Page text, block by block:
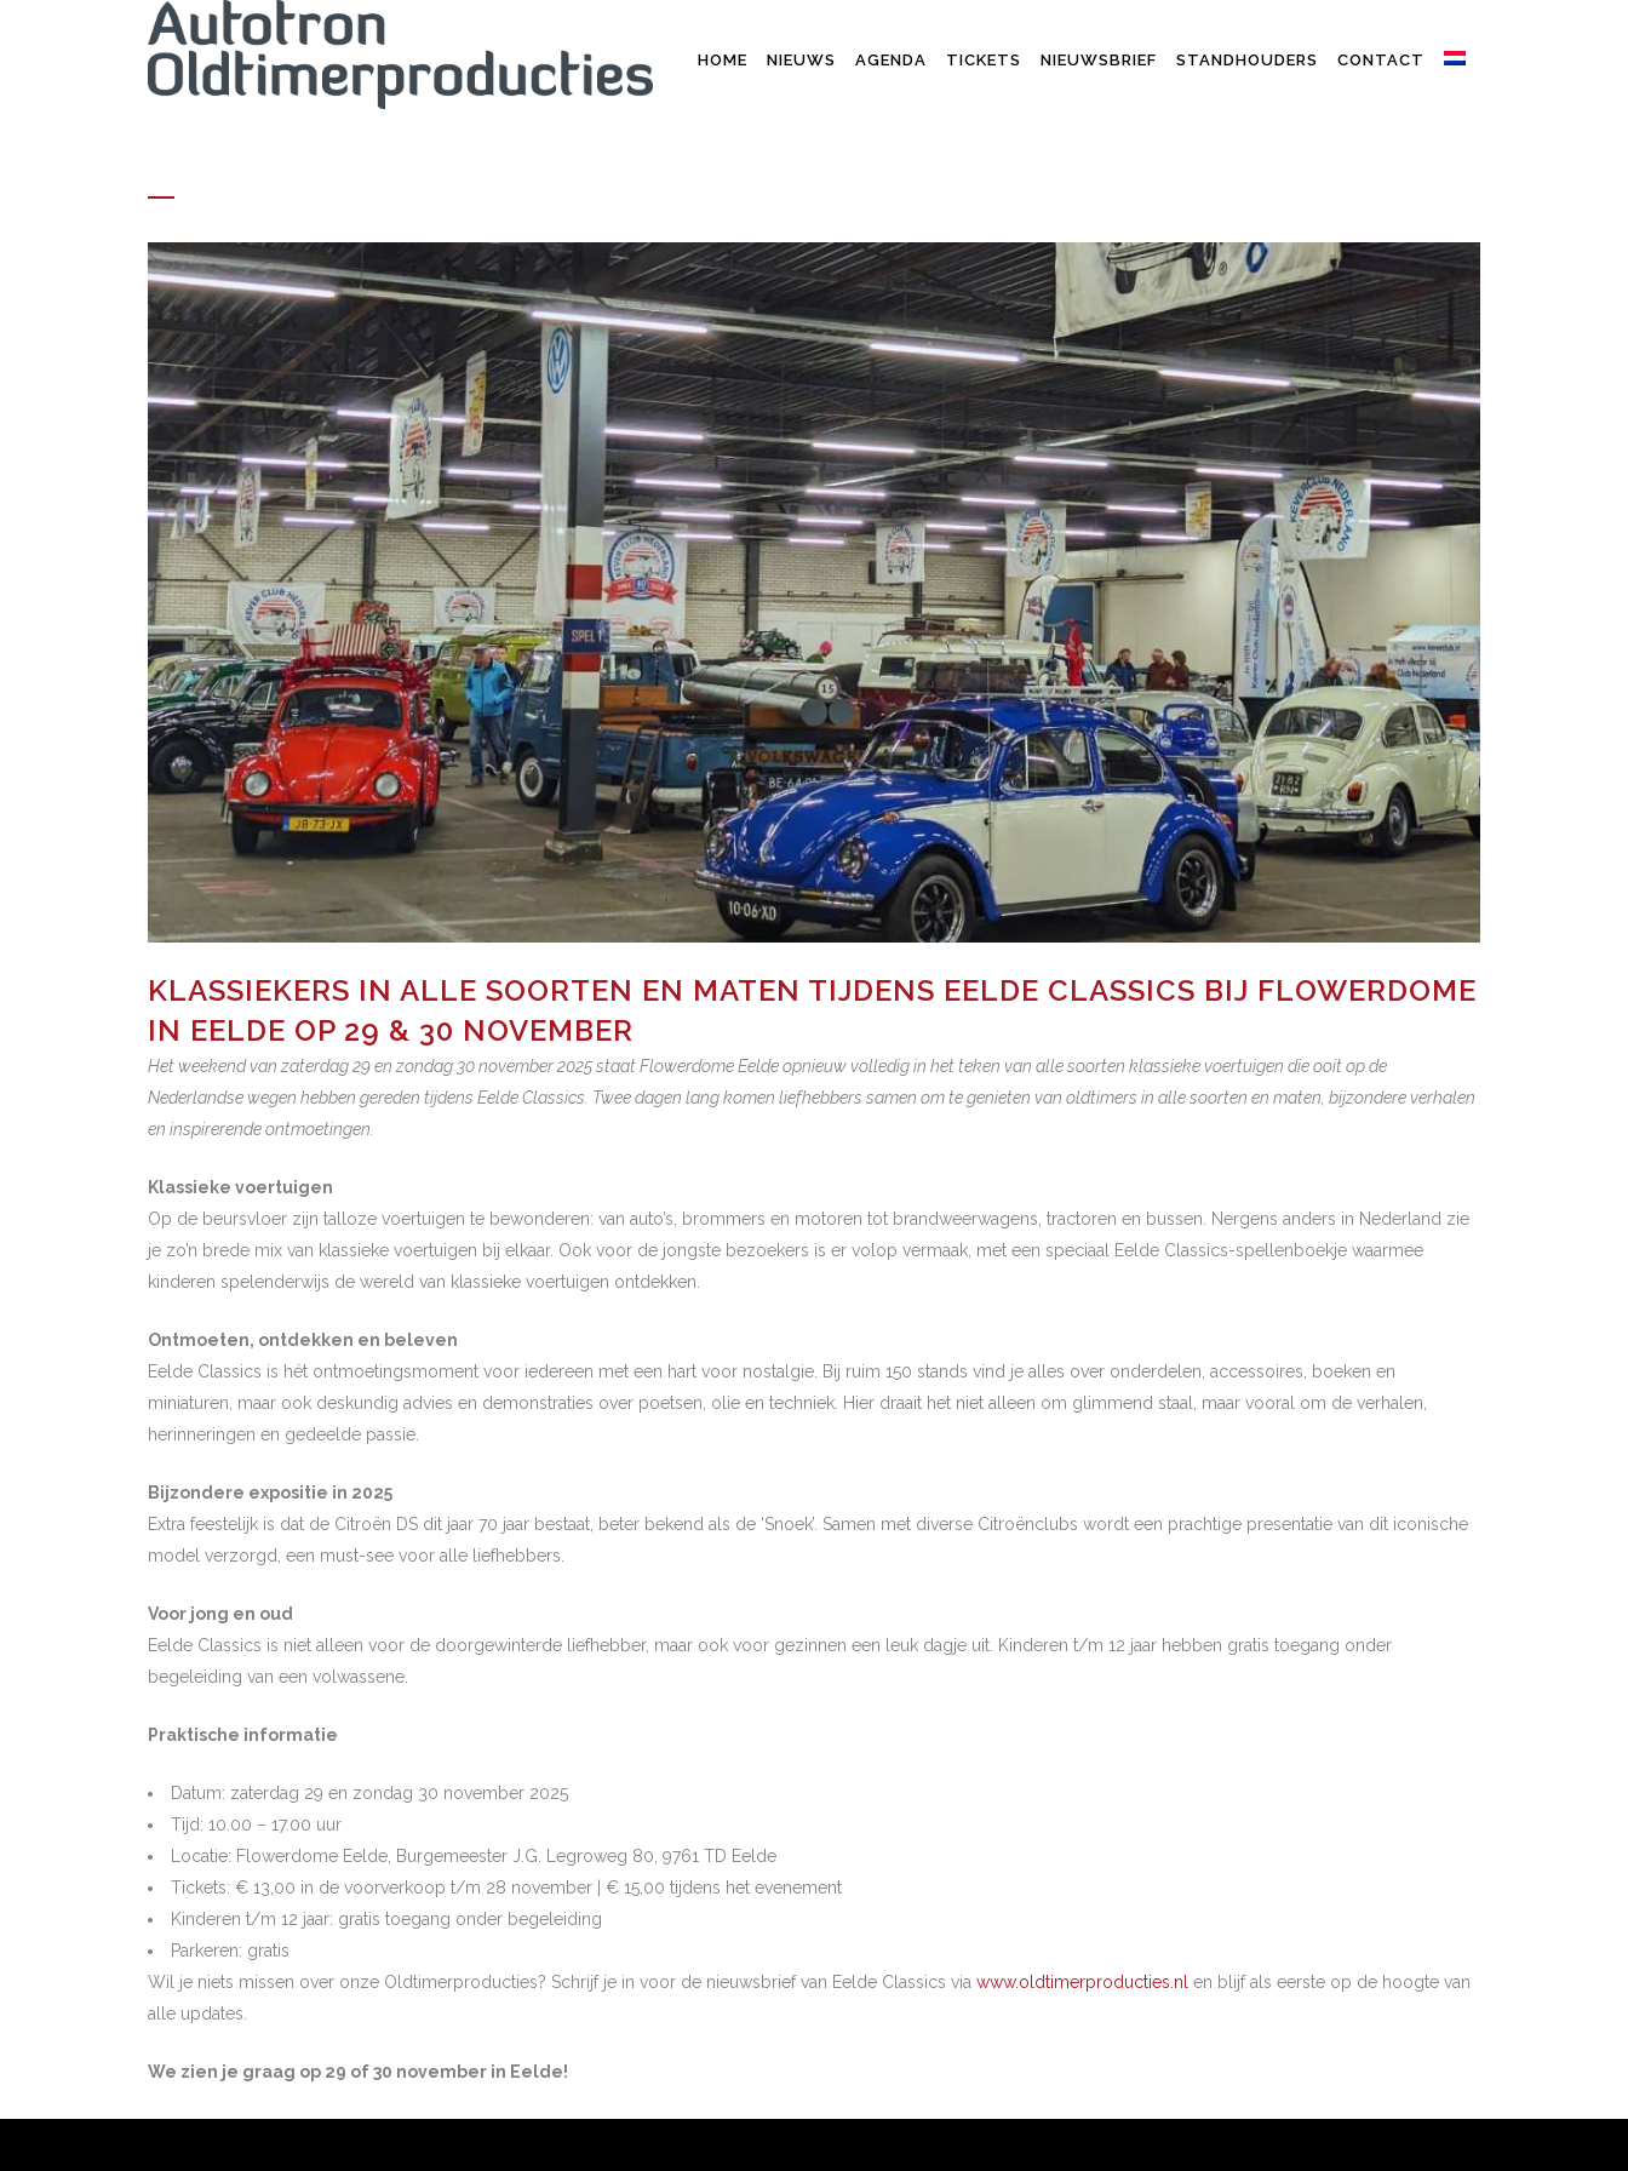
HOME NIEUWS AGENDA TICKETS NIEUWSBRIEF STANDHOUDERS CONTACT
KLASSIEKERS IN ALLE SOORTEN EN MATEN TIJDENS EELDE CLASSICS BIJ FLOWERDOME
IN EELDE OP 29 & 30 NOVEMBER
Het weekend van zaterdag 29 en zondag 30 november 2025 staat Flowerdome Eelde opnieuw volledig in het teken van alle soorten klassieke voertuigen die ooit op de
Nederlandse wegen hebben gereden tijdens Eelde Classics. Twee dagen lang komen liefhebbers samen om te genieten van oldtimers in alle soorten en maten, bijzondere verhalen
en inspirerende ontmoetingen.
Klassieke voertuigen
Op de beursvloer zijn talloze voertuigen te bewonderen: van auto’s, brommers en motoren tot brandweerwagens, tractoren en bussen. Nergens anders in Nederland zie
je zo’n brede mix van klassieke voertuigen bij elkaar. Ook voor de jongste bezoekers is er volop vermaak, met een speciaal Eelde Classics-spellenboekje waarmee
kinderen spelenderwijs de wereld van klassieke voertuigen ontdekken.
Ontmoeten, ontdekken en beleven
Eelde Classics is hét ontmoetingsmoment voor iedereen met een hart voor nostalgie. Bij ruim 150 stands vind je alles over onderdelen, accessoires, boeken en
miniaturen, maar ook deskundig advies en demonstraties over poetsen, olie en techniek. Hier draait het niet alleen om glimmend staal, maar vooral om de verhalen,
herinneringen en gedeelde passie.
Bijzondere expositie in 2025
Extra feestelijk is dat de Citroën DS dit jaar 70 jaar bestaat, beter bekend als de ‘Snoek’. Samen met diverse Citroënclubs wordt een prachtige presentatie van dit iconische
model verzorgd, een must-see voor alle liefhebbers.
Voor jong en oud
Eelde Classics is niet alleen voor de doorgewinterde liefhebber, maar ook voor gezinnen een leuk dagje uit. Kinderen t/m 12 jaar hebben gratis toegang onder
begeleiding van een volwassene.
Praktische informatie
Datum: zaterdag 29 en zondag 30 november 2025
Tijd: 10.00 – 17.00 uur
Locatie: Flowerdome Eelde, Burgemeester J.G. Legroweg 80, 9761 TD Eelde
Tickets: € 13,00 in de voorverkoop t/m 28 november | € 15,00 tijdens het evenement
Kinderen t/m 12 jaar: gratis toegang onder begeleiding
Parkeren: gratis
Wil je niets missen over onze Oldtimerproducties? Schrijf je in voor de nieuwsbrief van Eelde Classics via www.oldtimerproducties.nl en blijf als eerste op de hoogte van
alle updates.
We zien je graag op 29 of 30 november in Eelde!